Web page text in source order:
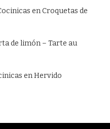
enCroquetas de
de limón – Tarte au
enHervido